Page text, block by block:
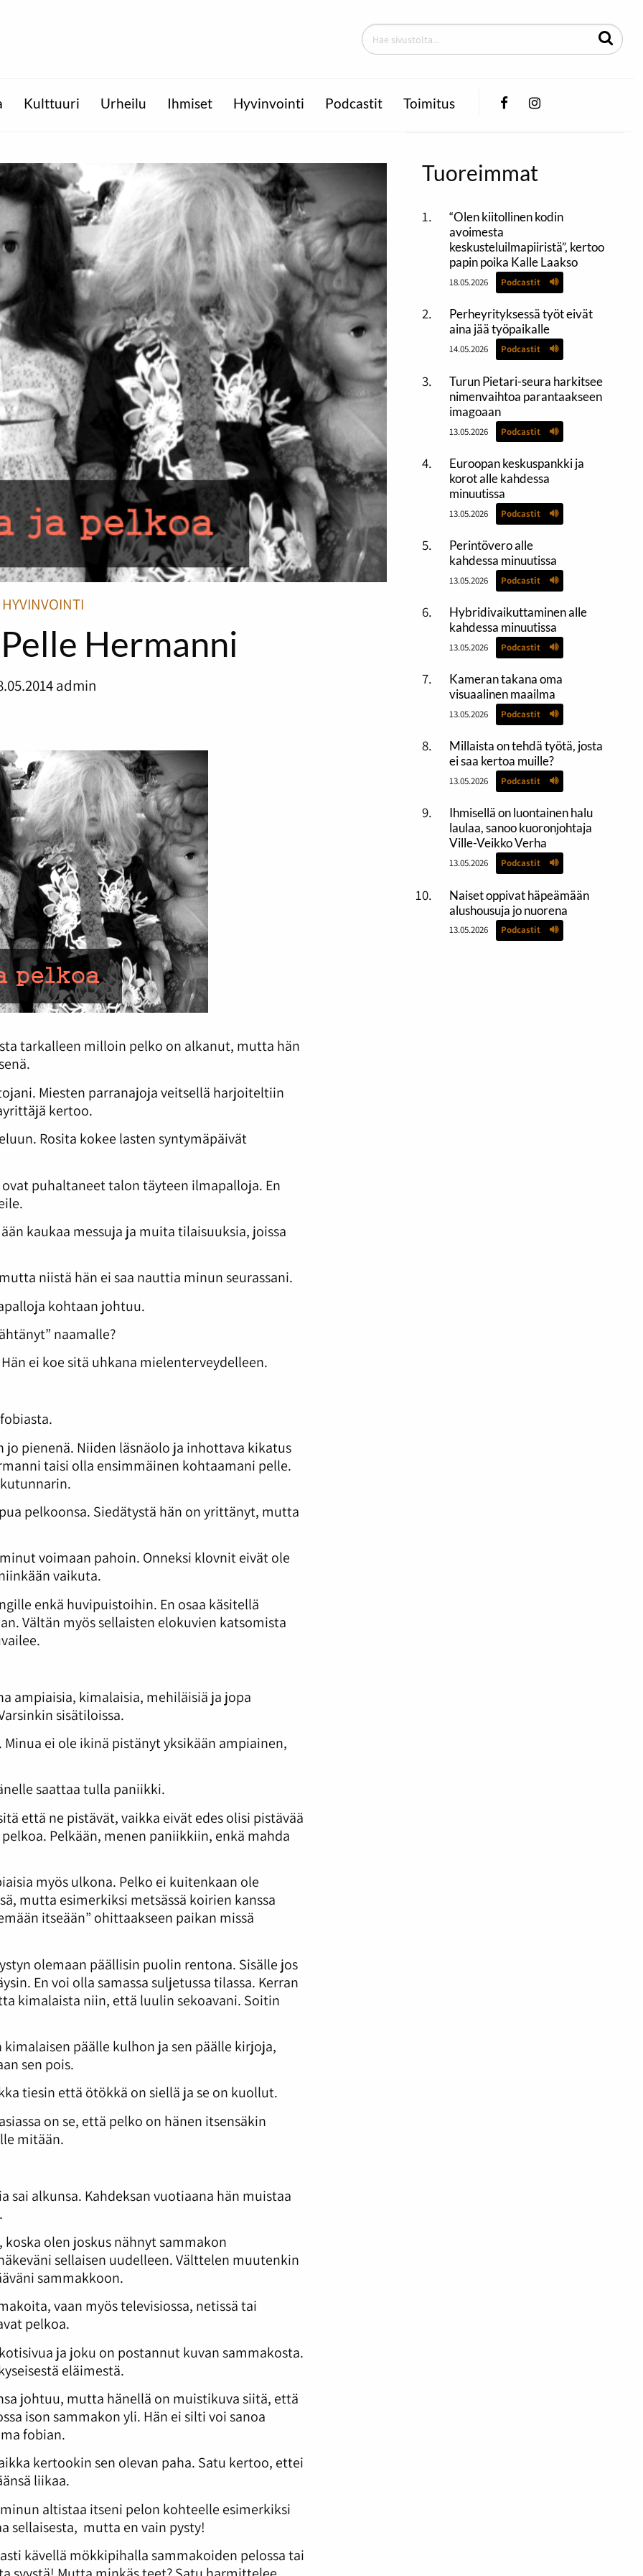
Kulttuuri Urheilu Ihmiset Hyvinvointi Podcastit Toimitus FacebookInstagram
HYVINVOINTI
Hermanni
admin
tarkalleen milloin pelko on alkanut, mutta hän
Miesten parranajoja veitsellä harjoiteltiin
kertoo.
Rosita kokee lasten syntymäpäivät
puhaltaneet talon täyteen ilmapalloja. En
kaukaa messuja ja muita tilaisuuksia, joissa
niistä hän ei saa nauttia minun seurassani.
kohtaan johtuu.
naamalle?
ei koe sitä uhkana mielenterveydelleen.
pienenä. Niiden läsnäolo ja inhottava kikatus
taisi olla ensimmäinen kohtaamani pelle.
pelkoonsa. Siedätystä hän on yrittänyt, mutta
voimaan pahoin. Onneksi klovnit eivät ole
vaikuta.
enkä huvipuistoihin. En osaa käsitellä
Vältän myös sellaisten elokuvien katsomista
ampiaisia, kimalaisia, mehiläisiä ja jopa
sisätiloissa.
ei ole ikinä pistänyt yksikään ampiainen,
saattaa tulla paniikki.
että ne pistävät, vaikka eivät edes olisi pistävää
Pelkään, menen paniikkiin, enkä mahda
myös ulkona. Pelko ei kuitenkaan ole
mutta esimerkiksi metsässä koirien kanssa
itseään” ohittaakseen paikan missä
olemaan päällisin puolin rentona. Sisälle jos
En voi olla samassa suljetussa tilassa. Kerran
kimalaista niin, että luulin sekoavani. Soitin
päälle kulhon ja sen päälle kirjoja,
sen pois.
tiesin että ötökkä on siellä ja se on kuollut.
on se, että pelko on hänen itsensäkin
mitään.
alkunsa. Kahdeksan vuotiaana hän muistaa
olen joskus nähnyt sammakon
sellaisen uudelleen. Välttelen muutenkin
sammakkoon.
vaan myös televisiossa, netissä tai
pelkoa.
ja joku on postannut kuvan sammakosta.
eläimestä.
johtuu, mutta hänellä on muistikuva siitä, että
ison sammakon yli. Hän ei silti voi sanoa
fobian.
kertookin sen olevan paha. Satu kertoo, ettei
liikaa.
altistaa itseni pelon kohteelle esimerkiksi
sellaisesta, mutta en vain pysty!
kävellä mökkipihalla sammakoiden pelossa tai
Tuoreimmat
“Olen kiitollinen kodin
avoimesta
keskusteluilmapiiristä”, kertoo
papin poika Kalle Laakso
18.05.2026 Podcastit
Perheyrityksessä työt eivät
aina jää työpaikalle
14.05.2026 Podcastit
Turun Pietari-seura harkitsee
nimenvaihtoa parantaakseen
imagoaan
13.05.2026 Podcastit
Euroopan keskuspankki ja
korot alle kahdessa
minuutissa
13.05.2026 Podcastit
Perintövero alle
kahdessa minuutissa
13.05.2026 Podcastit
Hybridivaikuttaminen alle
kahdessa minuutissa
13.05.2026 Podcastit
Kameran takana oma
visuaalinen maailma
13.05.2026 Podcastit
Millaista on tehdä työtä, josta
ei saa kertoa muille?
13.05.2026 Podcastit
Ihmisellä on luontainen halu
laulaa, sanoo kuoronjohtaja
Ville-Veikko Verha
13.05.2026 Podcastit
Naiset oppivat häpeämään
alushousuja jo nuorena
13.05.2026 Podcastit